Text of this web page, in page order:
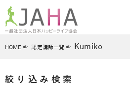
HOME 認定講師一覧 Kumiko
絞り込み検索